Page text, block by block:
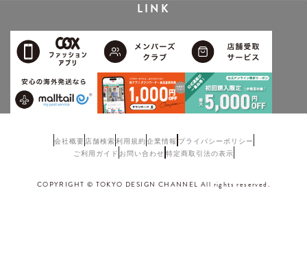
LINK
会社概要 店舗検索利用規約企業情報 プライバシーポリシー
ご利用ガイド お問い合わせ 特定商取引法の表示
COPYRIGHT © TOKYO DESIGN CHANNEL All rights reserved.